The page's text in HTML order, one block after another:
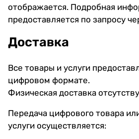
отображается. Подробная
предоставляется по запросу
Доставка
Все товары и услуги
цифровом формате.
Физическая доставка
Передача цифрового товара
услуги осуществляется: